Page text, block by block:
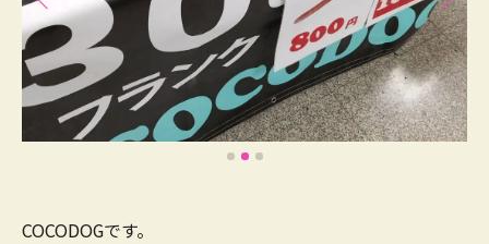
COCODOGです。